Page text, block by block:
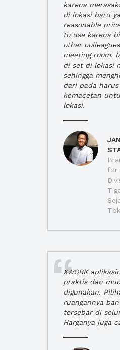
karena
di lokasi baru
reasonable
to use karena
other
meeting room.
di set di lokasi
sehingga
dari pada
kemacetan
lokasi.
for
Tbk
XWORK
praktis dan
digunakan.
ruangannya
tersebar di
Harganya juga